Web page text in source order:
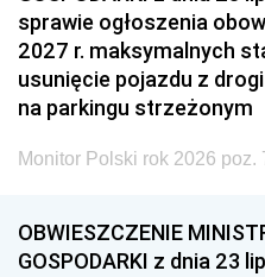
sprawie ogłoszenia
2027 r. maksymalnych
usunięcie pojazdu z
na parkingu strzeżonym
Monitor Polski rok 2026 poz.
OBWIESZCZENIE
GOSPODARKI z dnia 23